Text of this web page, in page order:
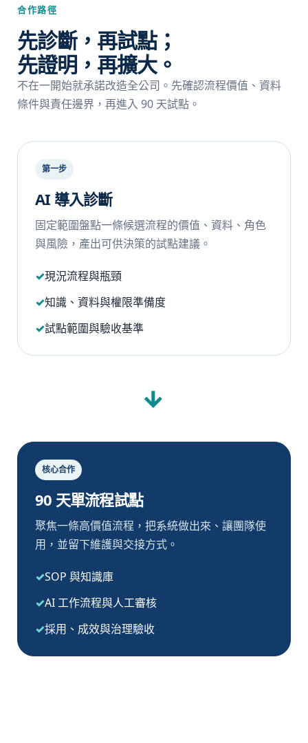
合作路徑
先診斷，再試點；
先證明，再擴大。
不在一開始就承諾改造全公司。先確認流程價值、資料
條件與責任邊界，再進入 90 天試點。
第一步
AI 導入診斷
固定範圍盤點一條候選流程的價值、資料、角色
與風險，產出可供決策的試點建議。
現況流程與瓶頸
知識、資料與權限準備度
試點範圍與驗收基準
→
核心合作
90 天單流程試點
聚焦一條高價值流程，把系統做出來、讓團隊使
用，並留下維護與交接方式。
SOP 與知識庫
AI 工作流程與人工審核
採用、成效與治理驗收